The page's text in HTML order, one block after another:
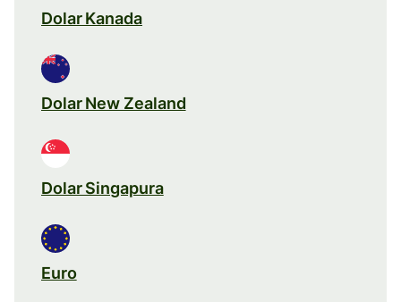
Dolar Kanada
Dolar New Zealand
Dolar Singapura
Euro